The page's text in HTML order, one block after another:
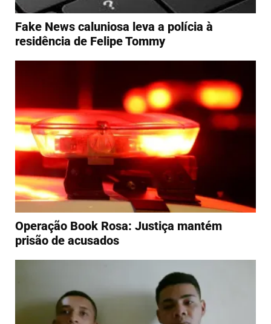
Fake News caluniosa leva a polícia à
residência de Felipe Tommy
Operação Book Rosa: Justiça mantém
prisão de acusados